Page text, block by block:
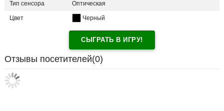
Тип сенсора Оптическая
Цвет Черный
СЫГРАТЬ В ИГРУ!
Отзывы посетителей(0)